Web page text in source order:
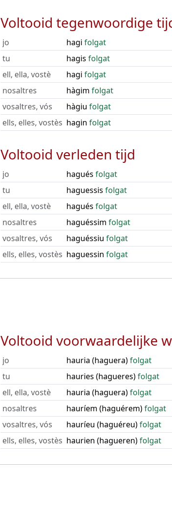
Voltooid tegenwoordige
jo hagi folgat
tu
hagis folgat
ell, ella, vostè
hagi folgat
nosaltres
hàgim folgat
vosaltres, vós
hàgiu folgat
ells, elles, vostès hagin folgat
Voltooid verleden tijd
jo hagués folgat
tu
haguessis folgat
ell, ella, vostè
hagués folgat
nosaltres
haguéssim folgat
vosaltres, vós
haguéssiu folgat
ells, elles, vostès haguessin folgat
Voltooid voorwaardelijke
jo hauria (haguera)folgat
tu
hauries (hagueres)folgat
ell, ella, vostè
hauria (haguera)folgat
nosaltres
hauríem (haguérem)folgat
vosaltres, vós
hauríeu (haguéreu)folgat
ells, elles, vostès haurien (hagueren)folgat